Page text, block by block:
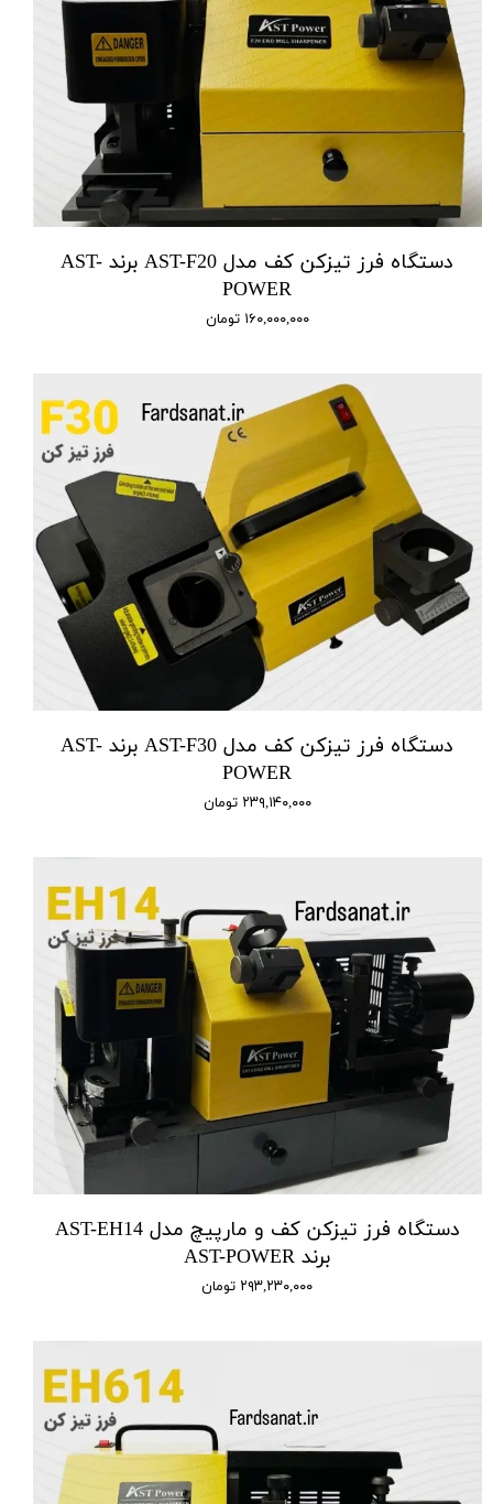
دستگاه فرز تیزکن کف مدل AST-F20 برند AST-
POWER
۱۶۰,۰۰۰,۰۰۰ تومان
دستگاه فرز تیزکن کف مدل AST-F30 برند AST-
POWER
۲۳۹,۱۴۰,۰۰۰ تومان
دستگاه فرز تیزکن کف و مارپیچ مدل AST-EH14
برند AST-POWER
۲۹۳,۲۳۰,۰۰۰ تومان